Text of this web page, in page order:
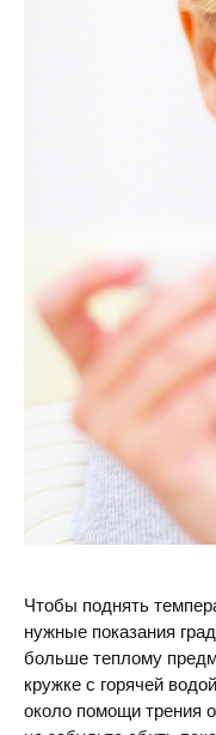
Чтобы поднять
нужные показания
больше теплому
кружке с горячей
около помощи трения